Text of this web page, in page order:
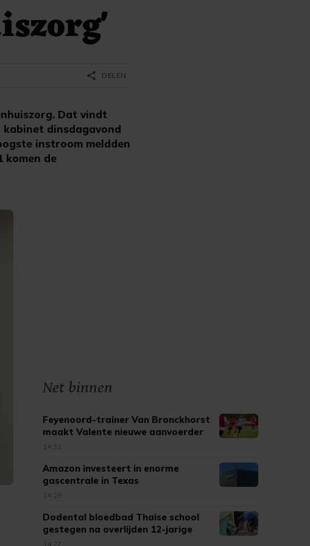
Dat vindt
kabinet dinsdagavond
instroom meldden
komen de
share DELEN
Net binnen
Feyenoord-trainer Van Bronckhorst
maakt Valente nieuwe aanvoerder
14:31
Amazon investeert in enorme
gascentrale in Texas
14:28
Dodental bloedbad Thaise school
gestegen na overlijden 12-jarige
14:27